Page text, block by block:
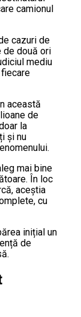
camionul
cazuri de
de două ori
mediu
această
de
la
și nu
mai bine
În loc
aceștia
cu
inițial un
de